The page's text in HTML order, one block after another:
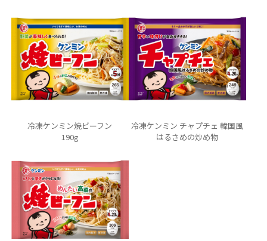
冷凍ケンミン焼ビーフン
190g
冷凍ケンミン チャプチェ 韓国風
はるさめの炒め物